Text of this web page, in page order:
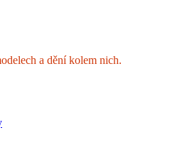
a dění kolem nich.